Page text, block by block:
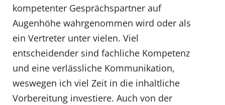
kompetenter Gesprächspartner auf
Augenhöhe wahrgenommen wird oder als
ein Vertreter unter vielen. Viel
entscheidender sind fachliche Kompetenz
und eine verlässliche Kommunikation,
weswegen ich viel Zeit in die inhaltliche
Vorbereitung investiere. Auch von der